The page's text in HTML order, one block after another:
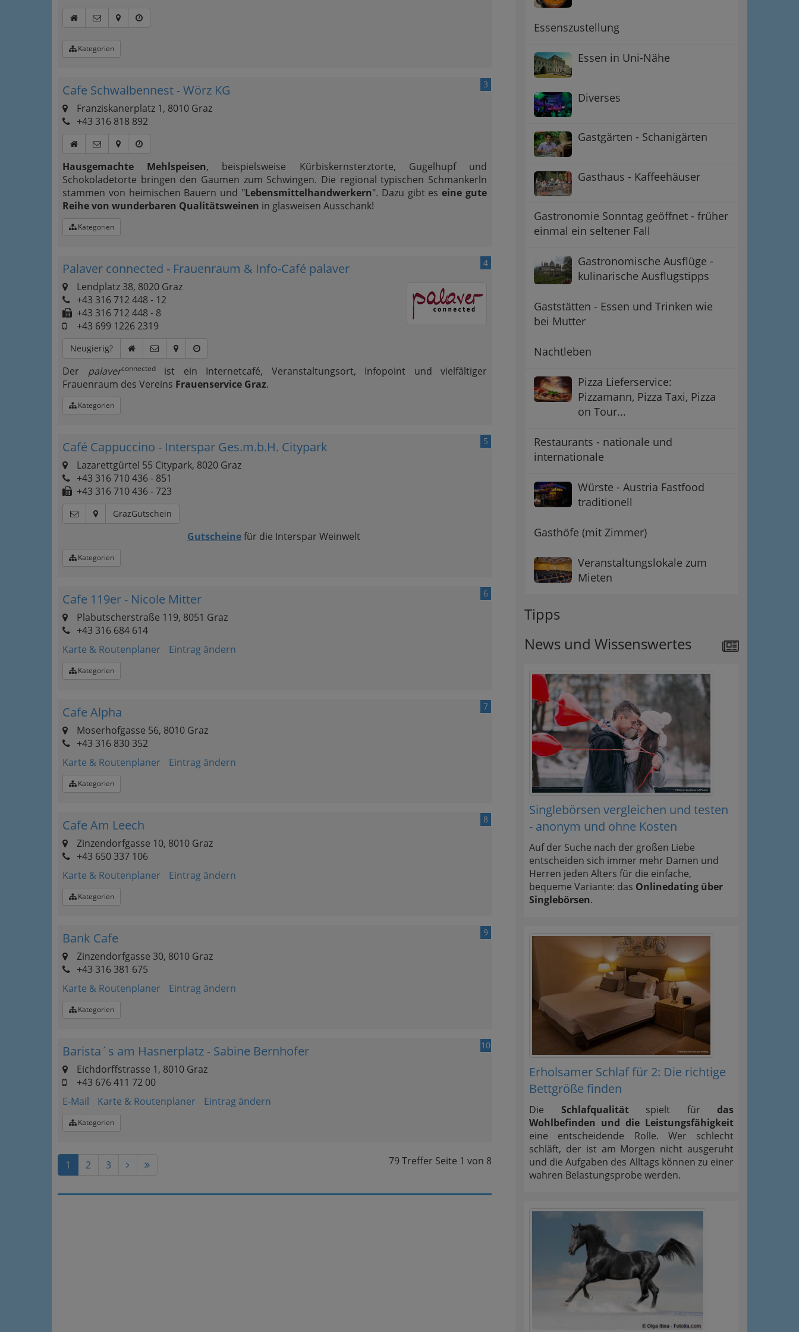
Kategorien
3
Cafe Schwalbennest - Wörz KG
Franziskanerplatz 1, 8010 Graz
+43 316 818 892
Hausgemachte Mehlspeisen, beispielsweise Kürbiskernsterztorte, Gugelhupf und
Schokoladetorte bringen den Gaumen zum Schwingen. Die regional typischen Schmankerln
stammen von heimischen Bauern und "Lebensmittelhandwerkern". Dazu gibt eseine gute
Reihe von wunderbaren Qualitätsweinen in glasweisen Ausschank!
Kategorien
4
Palaver connected - Frauenraum & Info-Café palaver
Lendplatz 38, 8020 Graz
+43 316 712 448 - 12
+43 316 712 448 - 8
+43 699 1226 2319
Neugierig?
Der palaverconnectedist ein Internetcafé, Veranstaltungsort, Infopoint und vielfältiger
Frauenraum des Vereins Frauenservice Graz.
Kategorien
5
Café Cappuccino - Interspar Ges.m.b.H. Citypark
Lazarettgürtel 55 Citypark, 8020 Graz
+43 316 710 436 - 851
+43 316 710 436 - 723
GrazGutschein
Gutscheinefür die Interspar Weinwelt
Kategorien
6
Cafe 119er - Nicole Mitter
Plabutscherstraße 119, 8051 Graz
+43 316 684 614
Karte & Routenplaner
Eintrag ändern
Kategorien
7
Cafe Alpha
Moserhofgasse 56, 8010 Graz
+43 316 830 352
Karte & Routenplaner
Eintrag ändern
Kategorien
8
Cafe Am Leech
Zinzendorfgasse 10, 8010 Graz
+43 650 337 106
Karte & Routenplaner
Eintrag ändern
Kategorien
9
Bank Cafe
Zinzendorfgasse 30, 8010 Graz
+43 316 381 675
Karte & Routenplaner
Eintrag ändern
Kategorien
10
Barista´s am Hasnerplatz - Sabine Bernhofer
Eichdorffstrasse 1, 8010 Graz
+43 676 411 72 00
E-Mail
Karte & Routenplaner Eintrag ändern
Kategorien
79 Treffer Seite 1 von 8
1 2 3
Essenszustellung
Essen in Uni-Nähe
Diverses
Gastgärten - Schanigärten
Gasthaus - Kaffeehäuser
Gastronomie Sonntag geöffnet - früher
einmal ein seltener Fall
Gastronomische Ausflüge -
kulinarische Ausflugstipps
Gaststätten - Essen und Trinken wie
bei Mutter
Nachtleben
Pizza Lieferservice:
Pizzamann, Pizza Taxi, Pizza
on Tour...
Restaurants - nationale und
internationale
Würste - Austria Fastfood
traditionell
Gasthöfe (mit Zimmer)
Veranstaltungslokale zum
Mieten
Tipps
News und Wissenswertes
Singlebörsen vergleichen und testen
- anonym und ohne Kosten
Auf der Suche nach der großen Liebe
entscheiden sich immer mehr Damen und
Herren jeden Alters für die einfache,
bequeme Variante: das Onlinedating über
Singlebörsen.
Erholsamer Schlaf für 2: Die richtige
Bettgröße finden
Die Schlafqualitätspielt für das
Wohlbefinden und die Leistungsfähigkeit
eine entscheidende Rolle. Wer schlecht
schläft, der ist am Morgen nicht ausgeruht
und die Aufgaben des Alltags können zu einer
wahren Belastungsprobe werden.